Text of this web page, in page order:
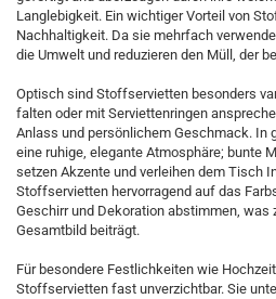
Langlebigkeit. Ein wichtiger Vorteil von
Nachhaltigkeit. Da sie mehrfach
die Umwelt und reduzieren den Müll, der
Optisch sind Stoffservietten besonders
falten oder mit Serviettenringen
Anlass und persönlichem Geschmack. In
eine ruhige, elegante Atmosphäre; bunte
setzen Akzente und verleihen dem Tisch
Stoffservietten hervorragend auf das
Geschirr und Dekoration abstimmen, was
Gesamtbild beiträgt.
Für besondere Festlichkeiten wie
Stoffservietten fast unverzichtbar. Sie